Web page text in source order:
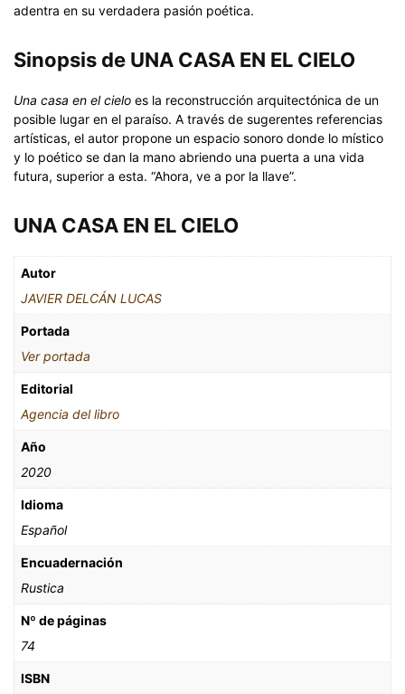
adentra en su verdadera pasión poética.
Sinopsis de UNA CASA EN EL CIELO
Una casa en el cielo es la reconstrucción arquitectónica de un
posible lugar en el paraíso. A través de sugerentes referencias
artísticas, el autor propone un espacio sonoro donde lo místico
y lo poético se dan la mano abriendo una puerta a una vida
futura, superior a esta. “Ahora, ve a por la llave”.
UNA CASA EN EL CIELO
Autor
JAVIER DELCÁN LUCAS
Portada
Ver portada
Editorial
Agencia del libro
Año
2020
Idioma
Español
Encuadernación
Rustica
Nº de páginas
74
ISBN